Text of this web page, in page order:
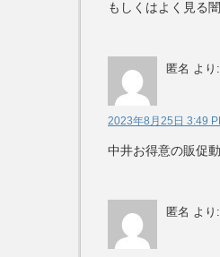
もしくはよく見る
匿名 より:
2023年8月25日 3:49
中井お得意の販促
匿名 より: